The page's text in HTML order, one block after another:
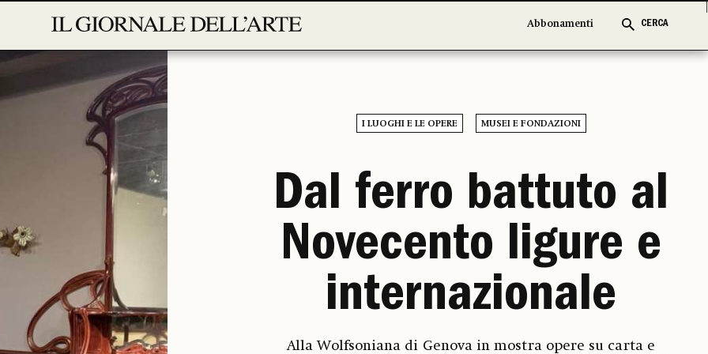
Abbonamenti CERCA
Abbonamenti CERCA
I LUOGHI E LE OPERE MUSEI E FONDAZIONI
Dal ferro battuto al
Novecento ligure e
internazionale
Alla Wolfsoniana di Genova in mostra opere su carta e